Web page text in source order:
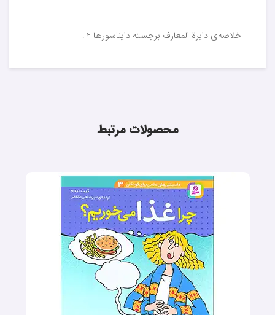
خلاصه‌ی دایرة المعارف برجسته دایناسورها ۲ :
محصولات مرتبط